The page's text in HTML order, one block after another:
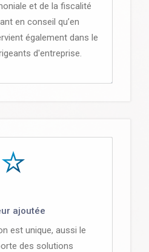
et de la fiscalité
en conseil qu’en
également dans le
d'entreprise.
ajoutée
est unique, aussi le
des solutions